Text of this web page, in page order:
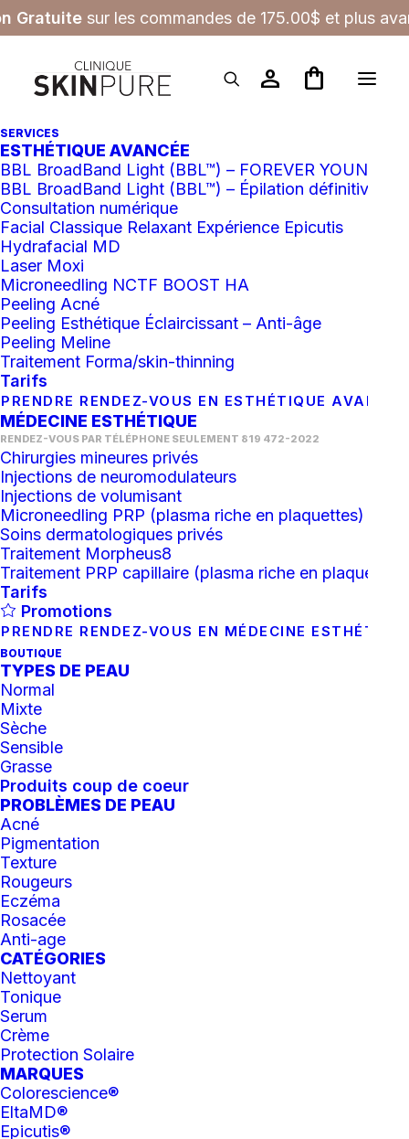
Gratuite sur les commandes de 175.00$ et plus
person shopping_bag
SERVICES
ESTHÉTIQUE AVANCÉE
BBL BroadBand Light (BBL™) – FOREVER YOUNG
BBL BroadBand Light (BBL™) – Épilation définitive
Consultation numérique
Facial Classique Relaxant Expérience Epicutis
Hydrafacial MD
Laser Moxi
Microneedling NCTF BOOST HA
Peeling Acné
Peeling Esthétique Éclaircissant – Anti-âge
Peeling Meline
Traitement Forma/skin-thinning
Tarifs
PRENDRE RENDEZ-VOUS EN ESTHÉTIQUE AVANCÉ
MÉDECINE ESTHÉTIQUE
RENDEZ-VOUS PAR TÉLÉPHONE SEULEMENT 819 472-2022
Chirurgies mineures privés
Injections de neuromodulateurs
Injections de volumisant
Microneedling PRP (plasma riche en plaquettes)
Soins dermatologiques privés
Traitement Morpheus8
Traitement PRP capillaire (plasma riche en plaquettes)
Tarifs
Promotions
PRENDRE RENDEZ-VOUS EN MÉDECINE
BOUTIQUE
TYPES DE PEAU
Normal
Mixte
Sèche
Sensible
Grasse
Produits coup de coeur
PROBLÈMES DE PEAU
Acné
Pigmentation
Texture
Rougeurs
Eczéma
Rosacée
Anti-age
CATÉGORIES
Nettoyant
Tonique
Serum
Crème
Protection Solaire
MARQUES
Colorescience®
EltaMD®
Epicutis®
Soins avancés
Soins avancés